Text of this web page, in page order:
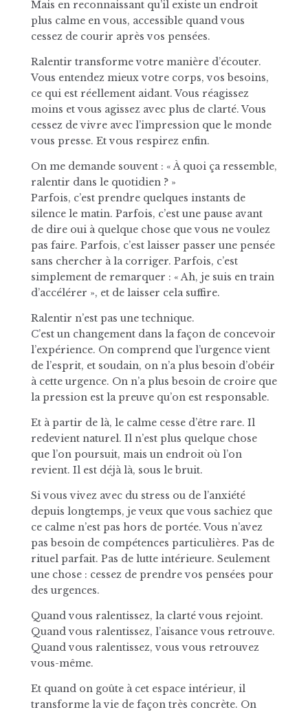
Mais en reconnaissant qu’il existe un endroit
plus calme en vous, accessible quand vous
cessez de courir après vos pensées.
Ralentir transforme votre manière d’écouter.
Vous entendez mieux votre corps, vos besoins,
ce qui est réellement aidant. Vous réagissez
moins et vous agissez avec plus de clarté. Vous
cessez de vivre avec l’impression que le monde
vous presse. Et vous respirez enfin.
On me demande souvent : « À quoi ça ressemble,
ralentir dans le quotidien ? »
Parfois, c’est prendre quelques instants de
silence le matin. Parfois, c’est une pause avant
de dire oui à quelque chose que vous ne voulez
pas faire. Parfois, c’est laisser passer une pensée
sans chercher à la corriger. Parfois, c’est
simplement de remarquer : « Ah, je suis en train
d’accélérer », et de laisser cela suffire.
Ralentir n’est pas une technique.
C’est un changement dans la façon de concevoir
l’expérience. On comprend que l’urgence vient
de l’esprit, et soudain, on n’a plus besoin d’obéir
à cette urgence. On n’a plus besoin de croire que
la pression est la preuve qu’on est responsable.
Et à partir de là, le calme cesse d’être rare. Il
redevient naturel. Il n’est plus quelque chose
que l’on poursuit, mais un endroit où l’on
revient. Il est déjà là, sous le bruit.
Si vous vivez avec du stress ou de l’anxiété
depuis longtemps, je veux que vous sachiez que
ce calme n’est pas hors de portée. Vous n’avez
pas besoin de compétences particulières. Pas de
rituel parfait. Pas de lutte intérieure. Seulement
une chose : cessez de prendre vos pensées pour
des urgences.
Quand vous ralentissez, la clarté vous rejoint.
Quand vous ralentissez, l’aisance vous retrouve.
Quand vous ralentissez, vous vous retrouvez
vous-même.
Et quand on goûte à cet espace intérieur, il
transforme la vie de façon très concrète. On